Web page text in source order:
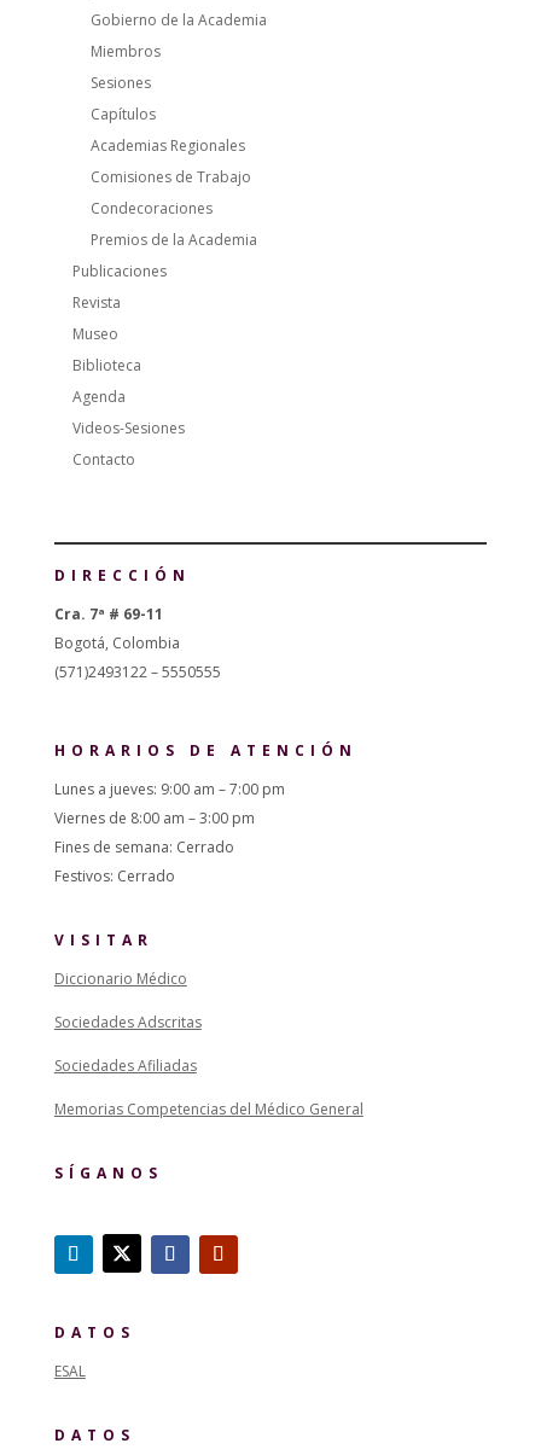
Gobierno de la Academia
Miembros
Sesiones
Capítulos
Academias Regionales
Comisiones de Trabajo
Condecoraciones
Premios de la Academia
Publicaciones
Revista
Museo
Biblioteca
Agenda
Videos-Sesiones
Contacto
DIRECCIÓN
Cra. 7ª # 69-11
Bogotá, Colombia
(571)2493122 – 5550555
HORARIOS DE ATENCIÓN
Lunes a jueves: 9:00 am – 7:00 pm
Viernes de 8:00 am – 3:00 pm
Fines de semana: Cerrado
Festivos: Cerrado
VISITAR
Diccionario Médico
Sociedades Adscritas
Sociedades Afiliadas
Memorias Competencias del Médico General
SÍGANOS
DATOS
ESAL
DATOS